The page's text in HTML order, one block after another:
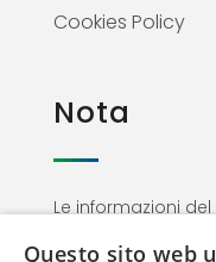
Cookies Policy
Nota
Le informazioni
Questo sito web